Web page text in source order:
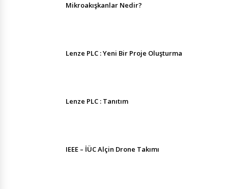
Mikroakışkanlar Nedir?
Lenze PLC : Yeni Bir Proje Oluşturma
Lenze PLC : Tanıtım
IEEE – İÜC Alçin Drone Takımı